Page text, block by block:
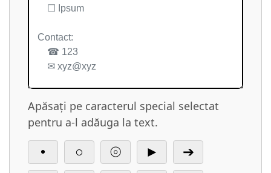
Apăsați pe caracterul special selectat
pentru a-l adăuga la text.
• ○ ⦾ ►
➔